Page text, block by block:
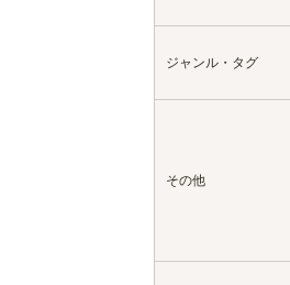
ジャンル・タグ
その他